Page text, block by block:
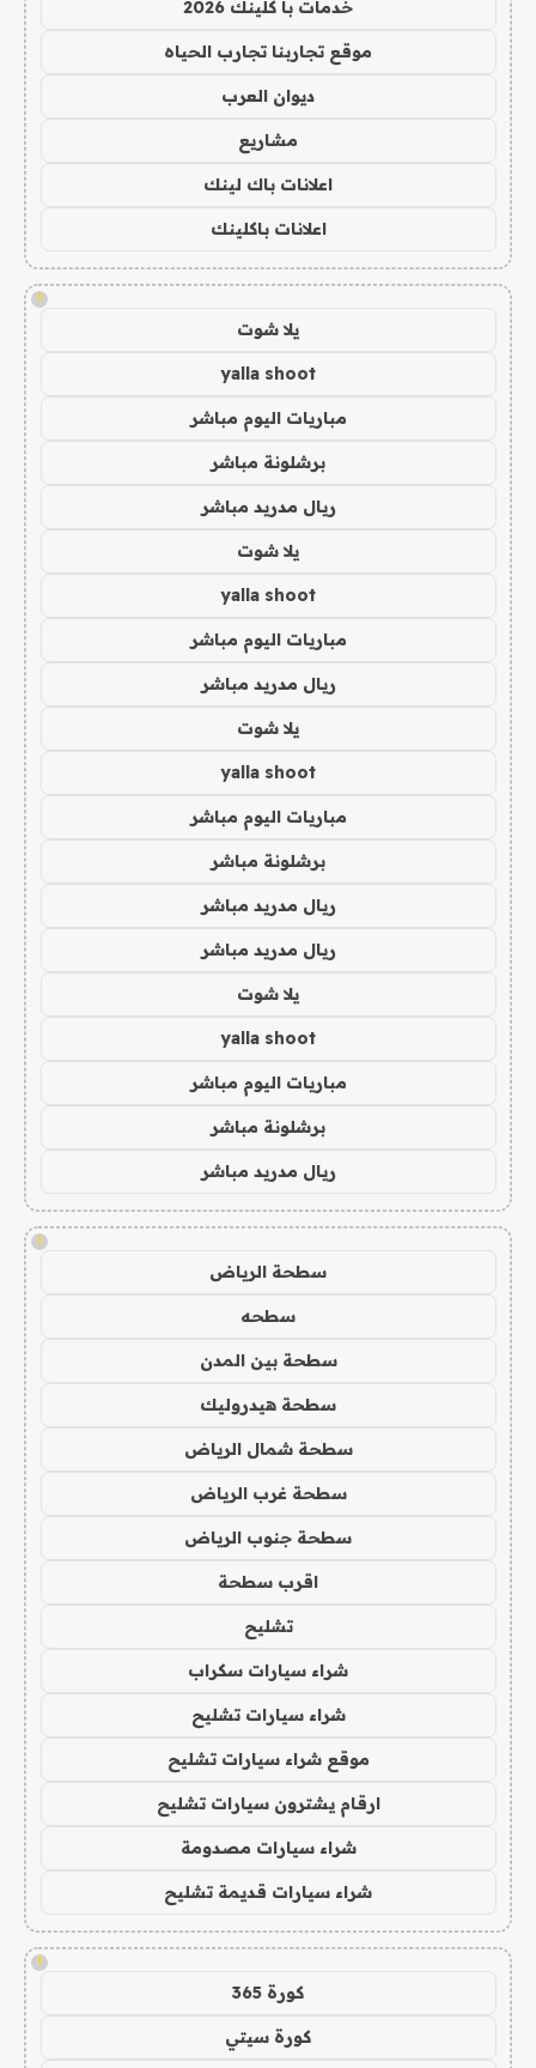
خدمات با كلينك 2026
موقع تجاربنا تجارب الحياه
ديوان العرب
مشاريع
اعلانات باك لينك
اعلانات باكلينك
!
يلا شوت
yalla shoot
مباريات اليوم مباشر
برشلونة مباشر
ريال مدريد مباشر
يلا شوت
yalla shoot
مباريات اليوم مباشر
ريال مدريد مباشر
يلا شوت
yalla shoot
مباريات اليوم مباشر
برشلونة مباشر
ريال مدريد مباشر
ريال مدريد مباشر
يلا شوت
yalla shoot
مباريات اليوم مباشر
برشلونة مباشر
ريال مدريد مباشر
!
سطحة الرياض
سطحه
سطحة بين المدن
سطحة هيدروليك
سطحة شمال الرياض
سطحة غرب الرياض
سطحة جنوب الرياض
اقرب سطحة
تشليح
شراء سيارات سكراب
شراء سيارات تشليح
موقع شراء سيارات تشليح
ارقام يشترون سيارات تشليح
شراء سيارات مصدومة
شراء سيارات قديمة تشليح
!
كورة 365
كورة سيتي